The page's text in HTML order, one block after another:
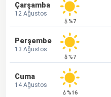
Çarşamba
12 Ağustos
💧%7
Perşembe
13 Ağustos
💧%7
Cuma
14 Ağustos
💧%16